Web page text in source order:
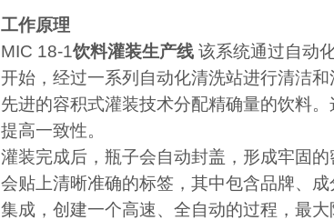
工作原理
MIC 18-1饮料灌装生产线该系统通过自动
开始，经过一系列自动化清洗站进行清洁
先进的容积式灌装技术分配精确量的饮料
提高一致性。
灌装完成后，瓶子会自动封盖，形成牢固
会贴上清晰准确的标签，其中包含品牌、
集成，创建一个高速、全自动的过程，最